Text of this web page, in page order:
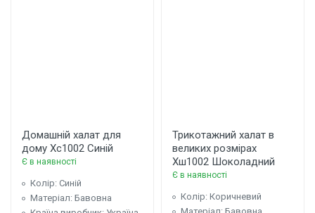
Домашній халат для
дому Хс1002 Синій
Є в наявності
Колір: Синій
Матеріал: Бавовна
Трикотажний халат в
великих розмірах
Хш1002 Шоколадний
Є в наявності
Колір: Коричневий